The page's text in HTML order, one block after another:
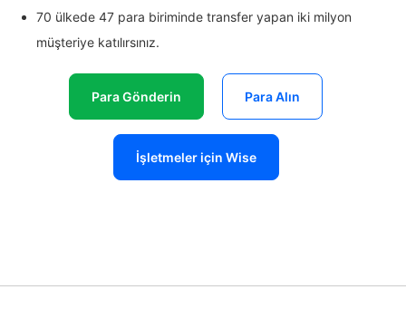
70 ülkede 47 para biriminde transfer yapan iki milyon
müşteriye katılırsınız.
Para Gönderin Para Alın
İşletmeler için Wise